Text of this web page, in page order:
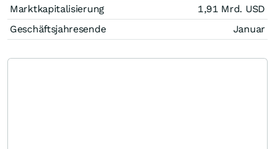
Marktkapitalisierung
1,91 Mrd. USD
Geschäftsjahresende
Januar